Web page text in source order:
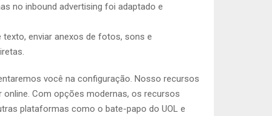
no inbound advertising foi adaptado e
enviar anexos de fotos, sons e
você na configuração. Nosso recursos
online. Com opções modernas, os recursos
plataformas como o bate-papo do UOL e